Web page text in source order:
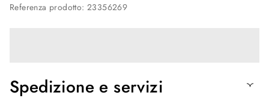
Referenza prodotto:23356269
Spedizione e servizi